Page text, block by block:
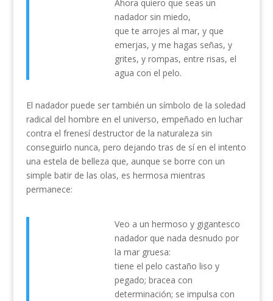
Ahora quiero que seas un
nadador sin miedo,
que te arrojes al mar, y que
emerjas, y me hagas señas, y
grites, y rompas, entre risas, el
agua con el pelo.
El nadador puede ser también un símbolo de la soledad
radical del hombre en el universo, empeñado en luchar
contra el frenesí destructor de la naturaleza sin
conseguirlo nunca, pero dejando tras de sí en el intento
una estela de belleza que, aunque se borre con un
simple batir de las olas, es hermosa mientras
permanece:
Veo a un hermoso y gigantesco
nadador que nada desnudo por
la mar gruesa:
tiene el pelo castaño liso y
pegado; bracea con
determinación; se impulsa con